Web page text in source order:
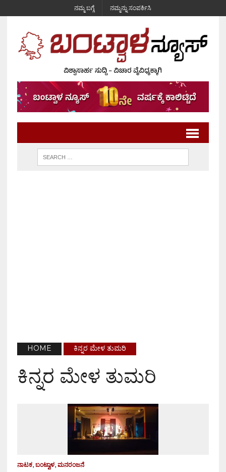
ನಮ್ಮ ಬಗ್ಗೆ ನಮ್ಮನ್ನು ಸಂಪರ್ಕಿಸಿ
HOME ಕಿನ್ನರ ಮೇಳ ತುಮರಿ
ಕಿನ್ನರ ಮೇಳ ತುಮರಿ
ನಾಟಕ, ಬಂಟ್ವಾಳ, ಮನರಂಜನೆ